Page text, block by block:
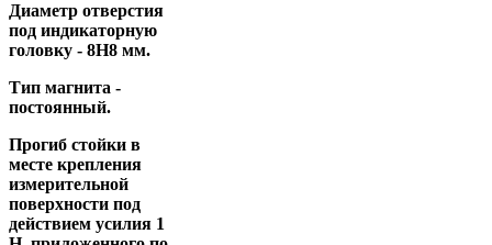
Диаметр отверстия
под индикаторную
головку - 8H8 мм.
Тип магнита -
постоянный.
Прогиб стойки в
месте крепления
измерительной
поверхности под
действием усилия 1